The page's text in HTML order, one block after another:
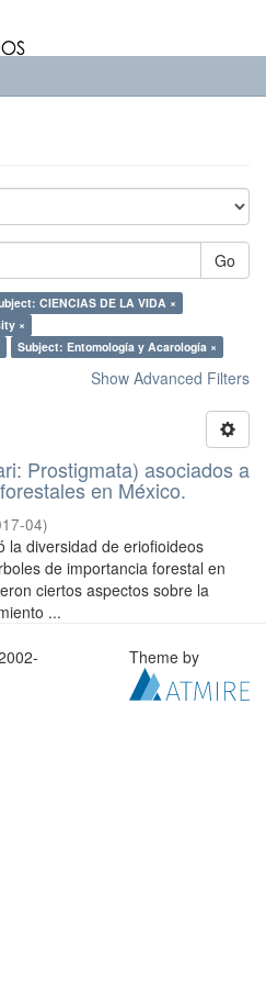
Go
CIENCIAS DE LA VIDA ×
×
Subject: Entomología y Acarología ×
Show Advanced Filters
Prostigmata) asociados a
en México.
04)
la diversidad de eriofioideos
de importancia forestal en
ciertos aspectos sobre la
...
Theme by